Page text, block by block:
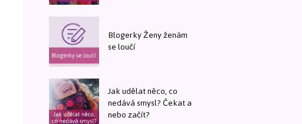
Blogerky Ženy ženám
se loučí
Jak udělat něco, co
nedává smysl? Čekat a
nebo začít?